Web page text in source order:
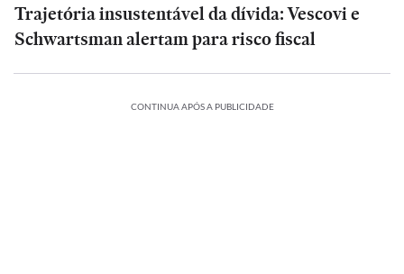
Trajetória insustentável da dívida: Vescovi e
Schwartsman alertam para risco fiscal
CONTINUA APÓS A PUBLICIDADE